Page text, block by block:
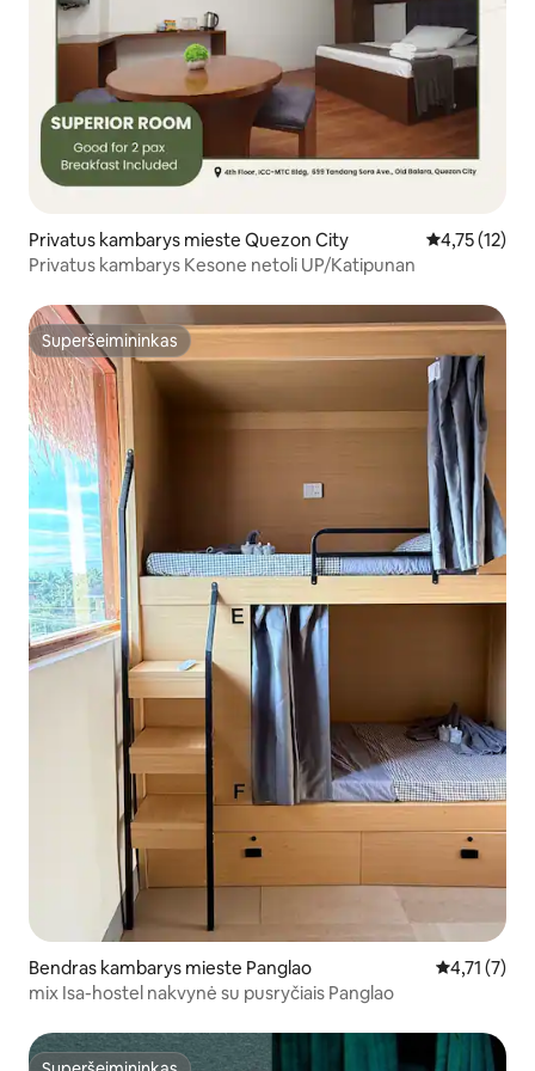
Privatus kambarys mieste Quezon City Vidutinis
4,75 (12)
Privatus kambarys Kesone netoli UP/Katipunan
Superšeimininkas
Superšeimininkas
Bendras kambarys mieste Panglao Vidutinis
4,71 (7)
mix Isa-hostel nakvynė su pusryčiais Panglao